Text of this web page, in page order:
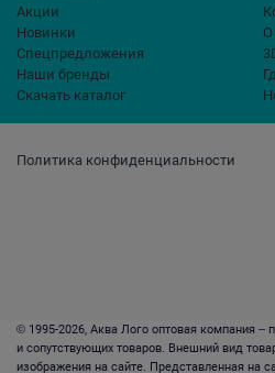
Политика конфиденциальности
Акции
Новинки
Спецпредложения
Наши бренды
Скачать каталог
О
© 1995-2026, Аква Лого оптовая компания –
и сопутствующих товаров. Внешний вид
изображения на сайте. Представленная на